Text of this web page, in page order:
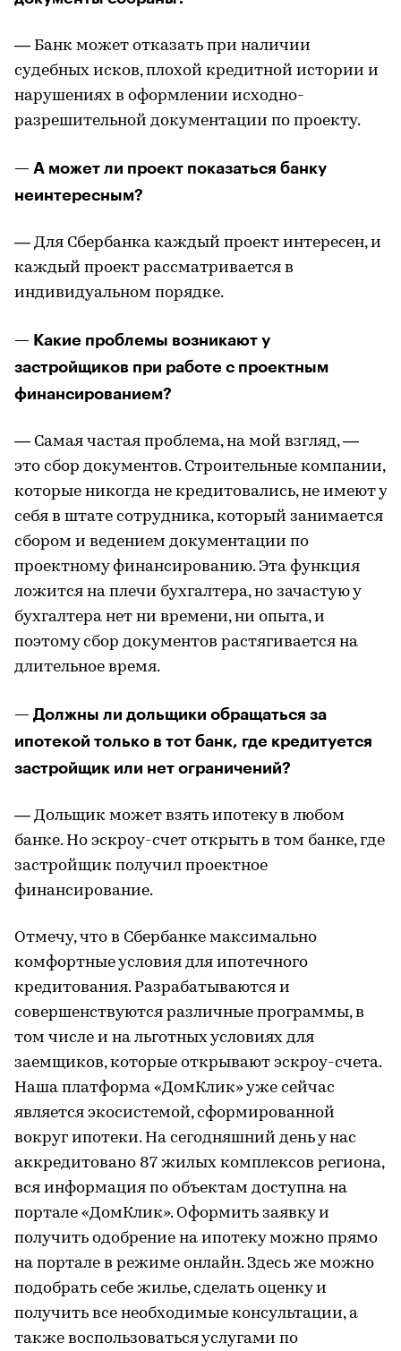
— Банк может отказать при наличии
судебных исков, плохой кредитной истории и
нарушениях в оформлении исходно-
разрешительной документации по проекту.
— А может ли проект показаться банку
неинтересным?
— Для Сбербанка каждый проект интересен, и
каждый проект рассматривается в
индивидуальном порядке.
— Какие проблемы возникают у
застройщиков при работе с проектным
финансированием?
— Самая частая проблема, на мой взгляд, —
это сбор документов. Строительные компании,
которые никогда не кредитовались, не имеют у
себя в штате сотрудника, который занимается
сбором и ведением документации по
проектному финансированию. Эта функция
ложится на плечи бухгалтера, но зачастую у
бухгалтера нет ни времени, ни опыта, и
поэтому сбор документов растягивается на
длительное время.
— Должны ли дольщики обращаться за
ипотекой только в тот банк, где кредитуется
застройщик или нет ограничений?
— Дольщик может взять ипотеку в любом
банке. Но эскроу-счет открыть в том банке, где
застройщик получил проектное
финансирование.
Отмечу, что в Сбербанке максимально
комфортные условия для ипотечного
кредитования. Разрабатываются и
совершенствуются различные программы, в
том числе и на льготных условиях для
заемщиков, которые открывают эскроу-счета.
Наша платформа «ДомКлик» уже сейчас
является экосистемой, сформированной
вокруг ипотеки. На сегодняшний день у нас
аккредитовано 87 жилых комплексов региона,
вся информация по объектам доступна на
портале «ДомКлик». Оформить заявку и
получить одобрение на ипотеку можно прямо
на портале в режиме онлайн. Здесь же можно
подобрать себе жилье, сделать оценку и
получить все необходимые консультации, а
также воспользоваться услугами по